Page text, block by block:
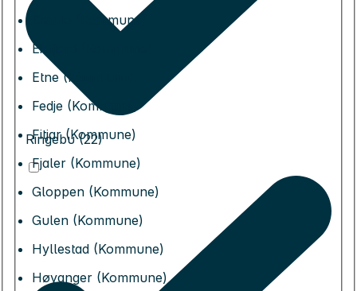
Bømlo (Kommune)
Eidfjord (Kommune)
Etne (Kommune)
Fedje (Kommune)
Fitjar (Kommune)
Fjaler (Kommune)
Gloppen (Kommune)
Gulen (Kommune)
Hyllestad (Kommune)
Høyanger (Kommune)
Ringebu (22)